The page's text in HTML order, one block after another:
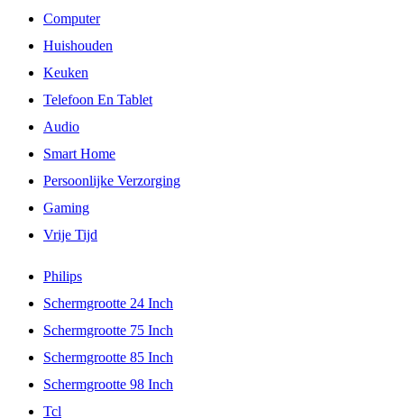
Computer
Huishouden
Keuken
Telefoon En Tablet
Audio
Smart Home
Persoonlijke Verzorging
Gaming
Vrije Tijd
Philips
Schermgrootte 24 Inch
Schermgrootte 75 Inch
Schermgrootte 85 Inch
Schermgrootte 98 Inch
Tcl